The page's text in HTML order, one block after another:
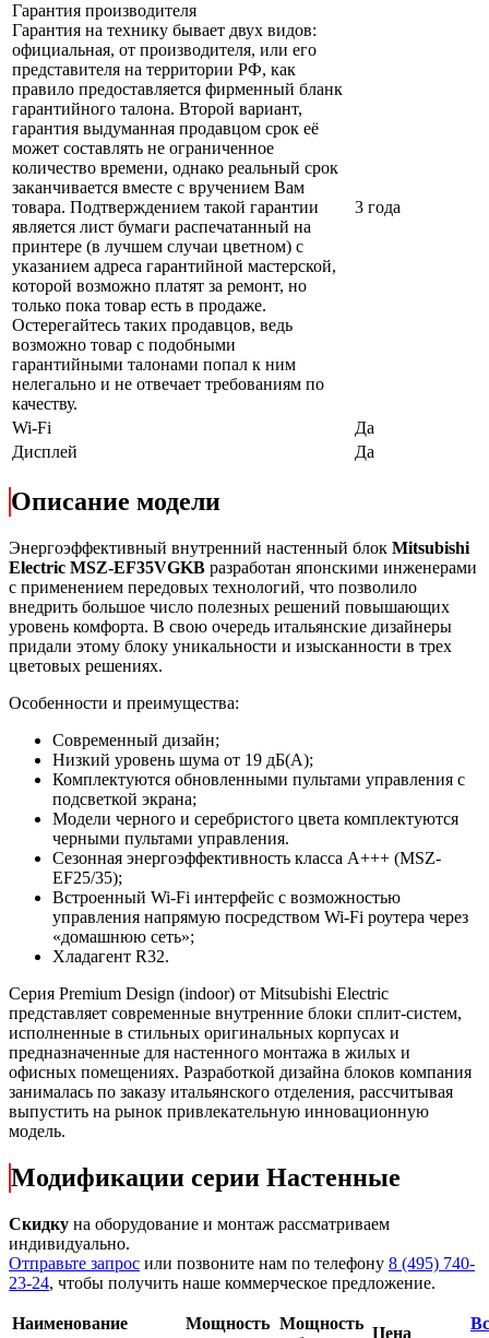
Гарантия производителя
Гарантия на технику бывает двух видов:
официальная, от производителя, или его
представителя на территории РФ, как
правило предоставляется фирменный бланк
гарантийного талона. Второй вариант,
гарантия выдуманная продавцом срок её
может составлять не ограниченное
количество времени, однако реальный срок
заканчивается вместе с вручением Вам
товара. Подтверждением такой гарантии
является лист бумаги распечатанный на
принтере (в лучшем случаи цветном) с
указанием адреса гарантийной мастерской,
которой возможно платят за ремонт, но
только пока товар есть в продаже.
Остерегайтесь таких продавцов, ведь
возможно товар с подобными
гарантийными талонами попал к ним
нелегально и не отвечает требованиям по
качеству.
3 года
Wi-Fi
Да
Дисплей
Да
Описание модели
Энергоэффективный внутренний настенный блок Mitsubishi
Electric MSZ-EF35VGKB разработан японскими инженерами
с применением передовых технологий, что позволило
внедрить большое число полезных решений повышающих
уровень комфорта. В свою очередь итальянские дизайнеры
придали этому блоку уникальности и изысканности в трех
цветовых решениях.
Особенности и преимущества:
Современный дизайн;
Низкий уровень шума от 19 дБ(А);
Комплектуются обновленными пультами управления с
подсветкой экрана;
Модели черного и серебристого цвета комплектуются
черными пультами управления.
Сезонная энергоэффективность класса А+++ (MSZ-
EF25/35);
Встроенный Wi-Fi интерфейс с возможностью
управления напрямую посредством Wi-Fi роутера через
«домашнюю сеть»;
Хладагент R32.
Серия Premium Design (indoor) от Mitsubishi Electric
представляет современные внутренние блоки сплит-систем,
исполненные в стильных оригинальных корпусах и
предназначенные для настенного монтажа в жилых и
офисных помещениях. Разработкой дизайна блоков компания
занималась по заказу итальянского отделения, рассчитывая
выпустить на рынок привлекательную инновационную
модель.
Модификации серии Настенные
Скидку на оборудование и монтаж рассматриваем
индивидуально.
Отправьте запрос или позвоните нам по телефону 8 (495) 740-
23-24, чтобы получить наше коммерческое предложение.
Наименование
Мощность Мощность
Цена